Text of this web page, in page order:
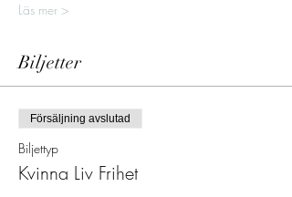
Läs mer >
Biljetter
Försäljning avslutad
Biljettyp
Kvinna Liv Frihet